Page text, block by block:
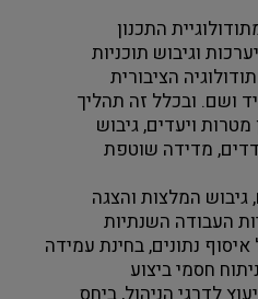
הארגונית לרבות היערכות וגיבוש תוכניות
עבודה, בהתאם למתודולוגיה הציבורית
ולתפיסה הנהוגה ביד ושם. ובכלל זה תהליך
משימות, קביעת מדדים, מדידה שוטפת
מושכלת של  תוכניות העבודה השנתיות
חסמי ביצוע